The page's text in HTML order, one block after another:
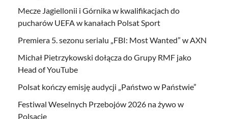
Mecze Jagiellonii i Górnika w kwalifikacjach do
pucharów UEFA w kanałach Polsat Sport
Premiera 5. sezonu serialu „FBI: Most Wanted” w AXN
Michał Pietrzykowski dołącza do Grupy RMF jako
Head of YouTube
Polsat kończy emisję audycji „Państwo w Państwie”
Festiwal Weselnych Przebojów 2026 na żywo w
Polsacie